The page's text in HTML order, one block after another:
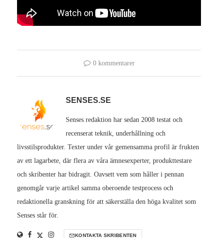
0 kommentarer
SENSES.SE
Senses redaktion har sedan 2008 testat och
recenserat teknik, underhållning och
livsstilsprodukter. Texter under vår gemensamma profil är frukten
av ett lagarbete, där flera av våra ämnesexperter, produkttestare
och skribenter har bidragit. Oavsett vem som håller i pennan
genomgår varje artikel samma oberoende testprocess och
redaktionella granskning för att säkerställa den höga kvalitet som
Senses står för.
KONTAKTA SKRIBENTEN